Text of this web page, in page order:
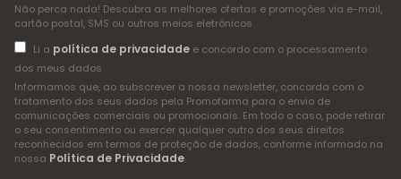
Não perca nada! Descubra as melhores ofertas e promoções via e-mail,
cartão postal, SMS ou outros meios eletrónicos
Li a política de privacidadee concordo com o processamento
dos meus dados
Informamos que, ao subscrever a nossa newsletter, concorda com o
tratamento dos seus dados pela Promofarma para o envio de
comunicações comerciais ou promocionais. Em todo o caso, pode retirar
o seu consentimento ou exercer qualquer outro dos seus direitos
reconhecidos em termos de proteção de dados, conforme informado na
nossa Política de Privacidade.